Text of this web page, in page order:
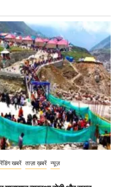
खबरें ताज़ा ख़बरें न्यूज़